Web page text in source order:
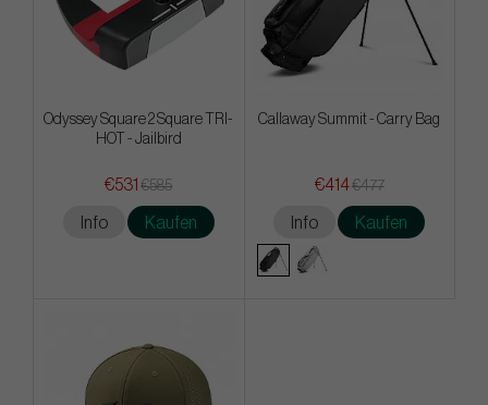
Odyssey Square 2 Square TRI-
HOT - Jailbird
€531 €585
Info Kaufen
Callaway Summit - Carry Bag
€414€477
Info Kaufen